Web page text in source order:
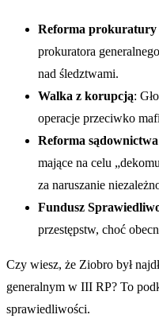
Reforma prokuratury
prokuratora
nad śledztwami.
Walka z korupcją:
operacje przeciwko
Reforma sądownictwa
mające na celu
za naruszanie
Fundusz
przestępstw, choć
Czy wiesz, że Ziobro był
generalnym w III RP? To
sprawiedliwości.